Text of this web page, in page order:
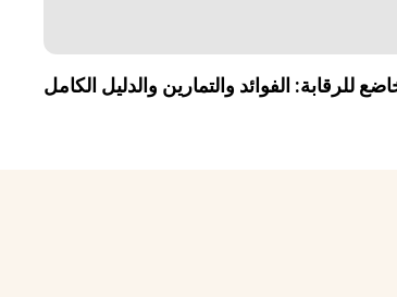
للرقابة: الفوائد والتمارين والدليل الكامل